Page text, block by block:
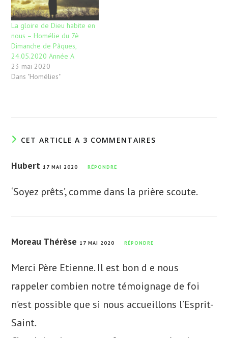
La gloire de Dieu habite en
nous – Homélie du 7è
Dimanche de Pâques,
24.05.2020 Année A
23 mai 2020
Dans "Homélies"
CET ARTICLE A 3 COMMENTAIRES
Hubert 17 MAI 2020 RÉPONDRE
‘Soyez prêts’, comme dans la prière scoute.
Moreau Thérèse 17 MAI 2020 RÉPONDRE
Merci Père Etienne. Il est bon d e nous
rappeler combien notre témoignage de foi
n’est possible que si nous accueillons l’Esprit-
Saint.